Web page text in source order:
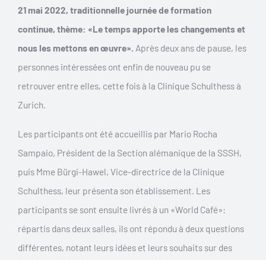
21 mai 2022, traditionnelle journée de formation
continue, thème: «Le temps apporte les changements et
nous les mettons en œuvre». Après deux ans de pause, les
personnes intéressées ont enfin de nouveau pu se
retrouver entre elles, cette fois à la Clinique Schulthess à
Zurich.
Les participants ont été accueillis par Mario Rocha
Sampaio, Président de la Section alémanique de la SSSH,
puis Mme Bürgi-Hawel, Vice-directrice de la Clinique
Schulthess, leur présenta son établissement. Les
participants se sont ensuite livrés à un «World Café»:
répartis dans deux salles, ils ont répondu à deux questions
différentes, notant leurs idées et leurs souhaits sur des